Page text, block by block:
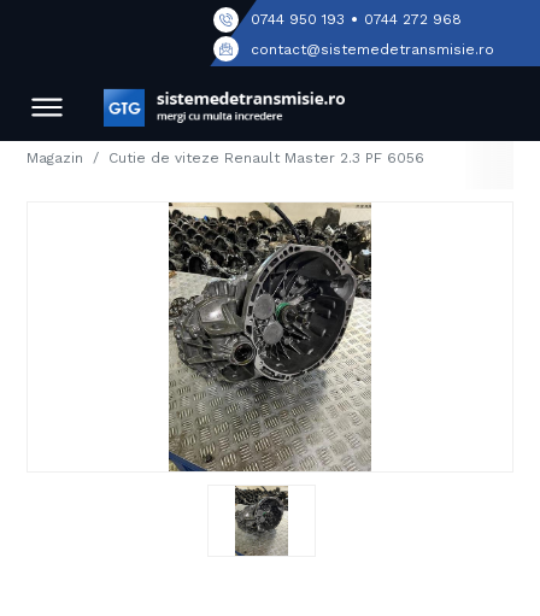
0744 950 193 • 0744 272 968
contact@sistemedetransmisie.ro
Magazin Cutie de viteze Renault Master 2.3 PF 6056